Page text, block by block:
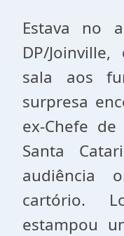
Estava no
DP/
sala aos
surpresa
ex-Chefe
Santa
audiência
cartório.
estampou